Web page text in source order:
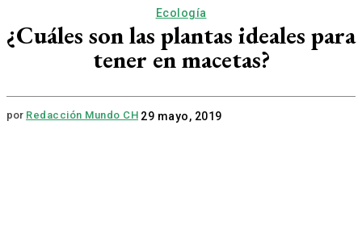
Ecología
¿Cuáles son las plantas ideales para
tener en macetas?
por Redacción Mundo CH 29 mayo, 2019